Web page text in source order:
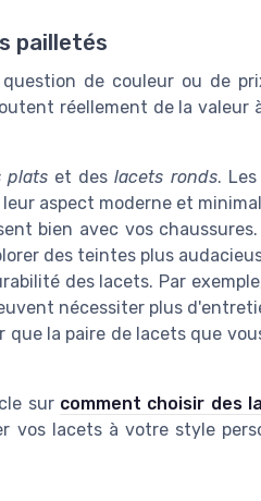
pailletés
de couleur ou de
réellement de la valeur
plats et deslacets ronds.
leur aspect moderne et
bien avec vos chaussures.
des teintes plus
des lacets. Par
nécessiter plus
que la paire de lacets que
sur comment choisir des
vos lacets à votre style